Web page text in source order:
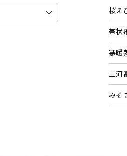
桜え
帯状
寒暖
三河
みそ